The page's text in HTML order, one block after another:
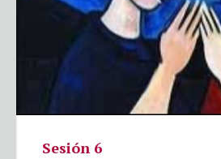
Sesión 6